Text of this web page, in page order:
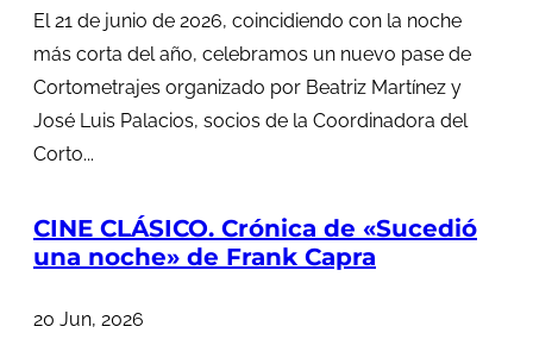
El 21 de junio de 2026, coincidiendo con la noche
más corta del año, celebramos un nuevo pase de
Cortometrajes organizado por Beatriz Martínez y
José Luis Palacios, socios de la Coordinadora del
Corto...
CINE CLÁSICO. Crónica de «Sucedió
una noche» de Frank Capra
20 Jun, 2026